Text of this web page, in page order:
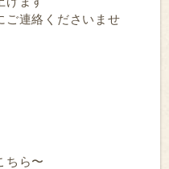
ご連絡くださいませ
ちら〜